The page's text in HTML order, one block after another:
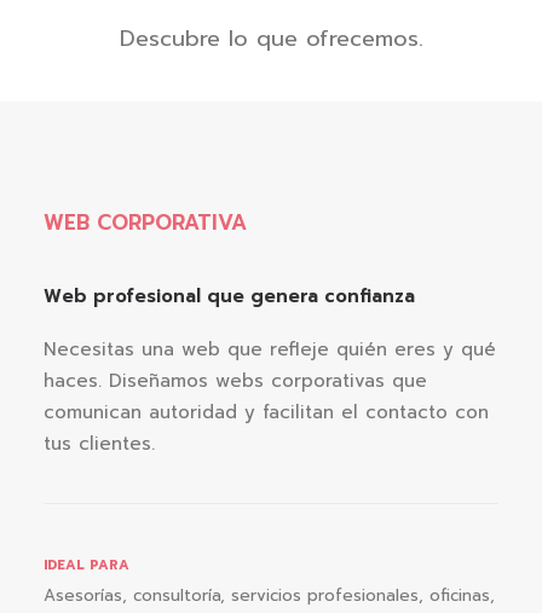
Descubre lo que ofrecemos.
WEB CORPORATIVA
Web profesional que genera confianza
Necesitas una web que refleje quién eres y qué
haces. Diseñamos webs corporativas que
comunican autoridad y facilitan el contacto con
tus clientes.
IDEAL PARA
Asesorías, consultoría, servicios profesionales, oficinas,